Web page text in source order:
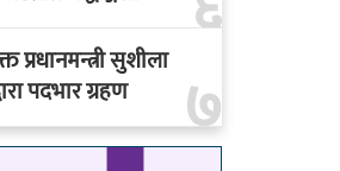
७
प्रधानमन्त्री सुशीला
पदभार ग्रहण